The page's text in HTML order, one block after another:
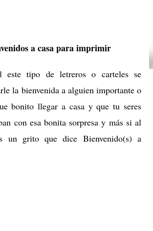
a casa para imprimir
este tipo de letreros o carteles se
la bienvenida a alguien importante o
bonito llegar a casa y que tu seres
con esa bonita sorpresa y más si al
un grito que dice Bienvenido(s) a